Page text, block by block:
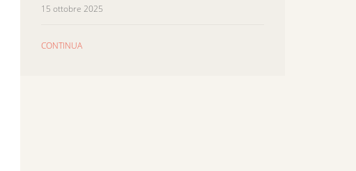
15 ottobre 2025
CONTINUA